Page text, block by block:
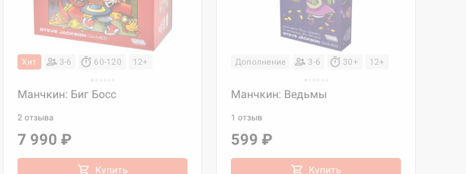
Хит 3-6 60-120 12+
Манчкин: Биг Босс
2 отзыва
7 990 ₽
Купить
Дополнение 3-6 30+ 12+
Манчкин: Ведьмы
1 отзыв
599 ₽
Купить